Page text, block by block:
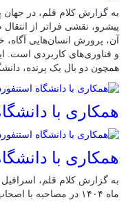
به گزارش کلام قلم، در جهان
پیشرو، نقشی فراتر از
آن، پرورش انسان‌هایی آگاه،
و فناوری‌های کاربردی است.
همچون دو بال یک پرنده،
همکاری با
همکاری با
به گزارش کلام قلم،
ماه ۱۴۰۴ در مصاحبه